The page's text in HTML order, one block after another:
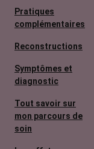
Pratiques
complémentaires
Reconstructions
Symptômes et
diagnostic
Tout savoir sur
mon parcours de
soin